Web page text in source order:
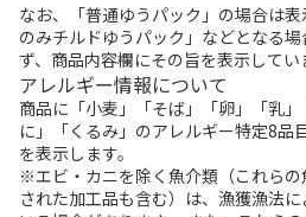
なお、「普通ゆうパック」の場合は
のみチルドゆうパック」などとなる
ず、商品内容欄にその旨を表示してい
アレルギー情報について
商品に「小麦」「そば」「卵」「乳
に」「くるみ」のアレルギー特定8品
を表示します。
※エビ・カニを除く魚介類（これら
された加工品も含む）は、漁獲漁法